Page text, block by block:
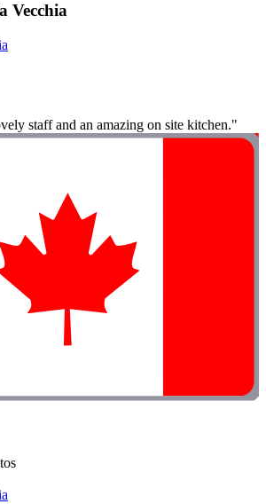
Vecchia
staff and an amazing on site kitchen."